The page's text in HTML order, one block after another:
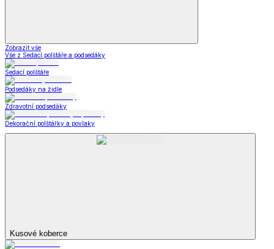
Zobrazit vše
Vše z Sedací polštáře a podsedáky
Sedací polštáře
Podsedáky na židle
Zdravotní podsedáky
Dekorační polštářky a povlaky
Kusové koberce